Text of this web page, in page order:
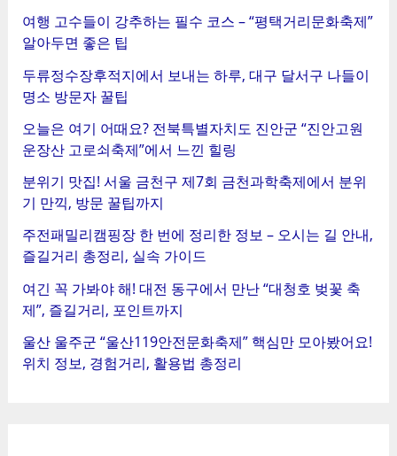
여행 고수들이 강추하는 필수 코스 – “평택거리문화축제”
알아두면 좋은 팁
두류정수장후적지에서 보내는 하루, 대구 달서구 나들이
명소 방문자 꿀팁
오늘은 여기 어때요? 전북특별자치도 진안군 “진안고원
운장산 고로쇠축제”에서 느낀 힐링
분위기 맛집! 서울 금천구 제7회 금천과학축제에서 분위
기 만끽, 방문 꿀팁까지
주전패밀리캠핑장 한 번에 정리한 정보 – 오시는 길 안내,
즐길거리 총정리, 실속 가이드
여긴 꼭 가봐야 해! 대전 동구에서 만난 “대청호 벚꽃 축
제”, 즐길거리, 포인트까지
울산 울주군 “울산119안전문화축제” 핵심만 모아봤어요!
위치 정보, 경험거리, 활용법 총정리